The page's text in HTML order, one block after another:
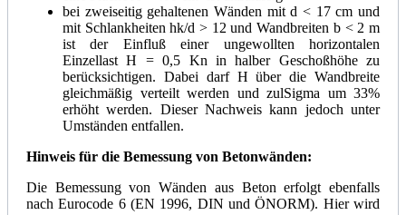
bei zweiseitig gehaltenen Wänden mit d < 17 cm und
mit Schlankheiten hk/d > 12 und Wandbreiten b < 2 m
ist der Einfluß einer ungewollten horizontalen
Einzellast H = 0,5 Kn in halber Geschoßhöhe zu
berücksichtigen. Dabei darf H über die Wandbreite
gleichmäßig verteilt werden und zulSigma um 33%
erhöht werden. Dieser Nachweis kann jedoch unter
Umständen entfallen.
Hinweis für die Bemessung von Betonwänden:
Die Bemessung von Wänden aus Beton erfolgt ebenfalls
nach Eurocode 6 (EN 1996, DIN und ÖNORM). Hier wird